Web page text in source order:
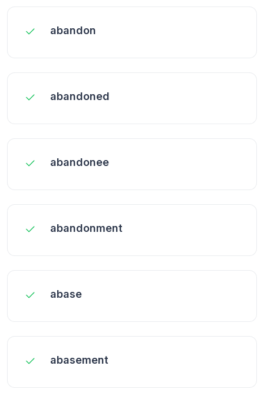
abandon
abandoned
abandonee
abandonment
abase
abasement